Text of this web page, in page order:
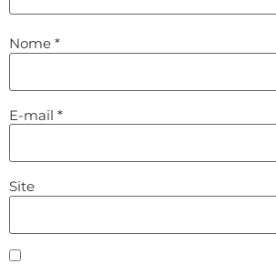
Nome *
E-mail *
Site